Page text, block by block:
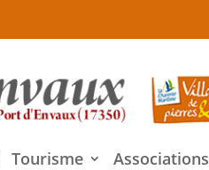
Tourisme Associations